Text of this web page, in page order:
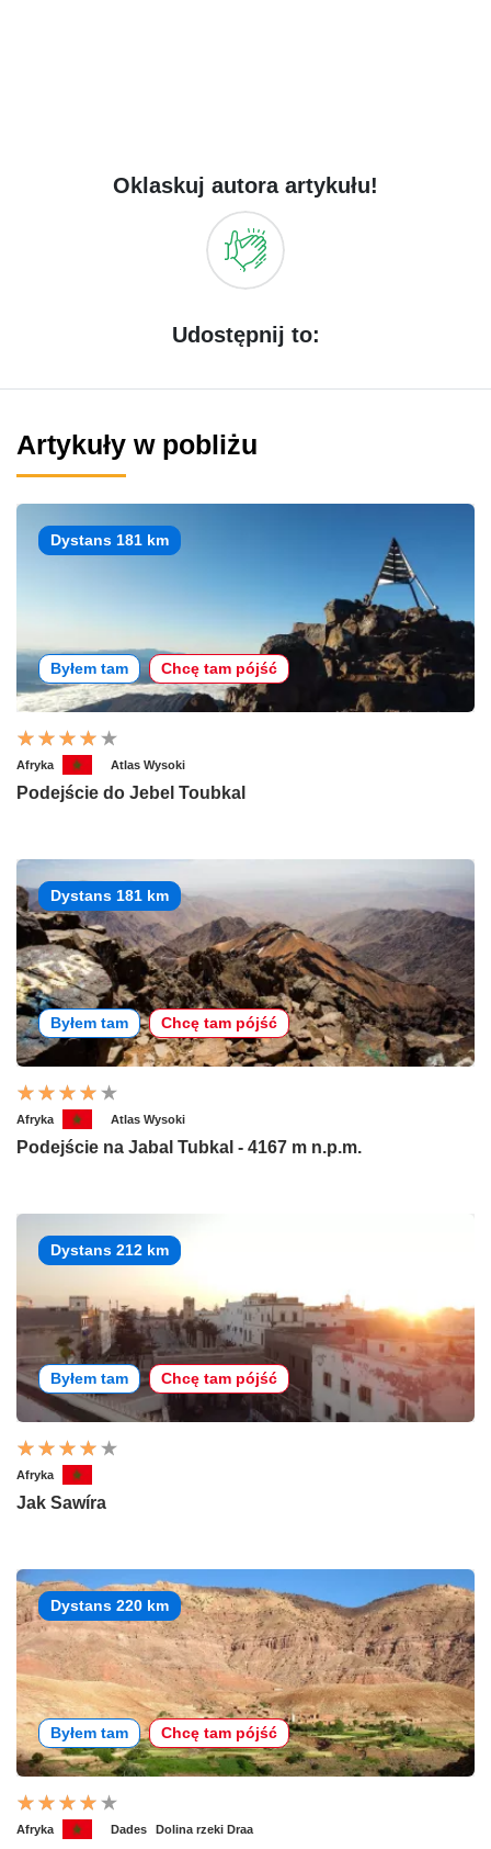
Oklaskuj autora artykułu!
Udostępnij to:
Artykuły w pobliżu
Dystans 181 km
Byłem tam Chcę tam pójść
Afryka Atlas Wysoki
Podejście do Jebel Toubkal
Dystans 181 km
Byłem tam Chcę tam pójść
Afryka Atlas Wysoki
Podejście na Jabal Tubkal - 4167 m n.p.m.
Dystans 212 km
Byłem tam Chcę tam pójść
Afryka
Jak Sawíra
Dystans 220 km
Byłem tam Chcę tam pójść
Afryka Dades Dolina rzeki Draa